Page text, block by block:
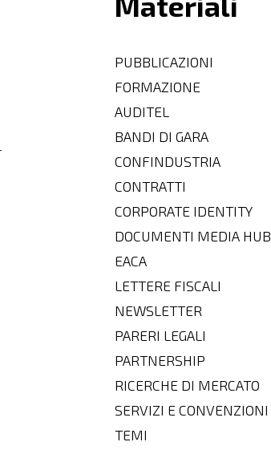
PUBBLICAZIONI
FORMAZIONE
AUDITEL
BANDI DI GARA
CONFINDUSTRIA
CONTRATTI
CORPORATE IDENTITY
DOCUMENTI MEDIA HUB
EACA
LETTERE FISCALI
NEWSLETTER
PARERI LEGALI
PARTNERSHIP
RICERCHE DI MERCATO
SERVIZI E CONVENZIONI
TEMI